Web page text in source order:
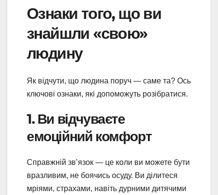
Ознаки того, що ви
знайшли «свою»
людину
Як відчути, що людина поруч — саме та? Ось
ключові ознаки, які допоможуть розібратися.
1. Ви відчуваєте
емоційний комфорт
Справжній зв’язок — це коли ви можете бути
вразливим, не боячись осуду. Ви ділитеся
мріями, страхами, навіть дурними дитячими